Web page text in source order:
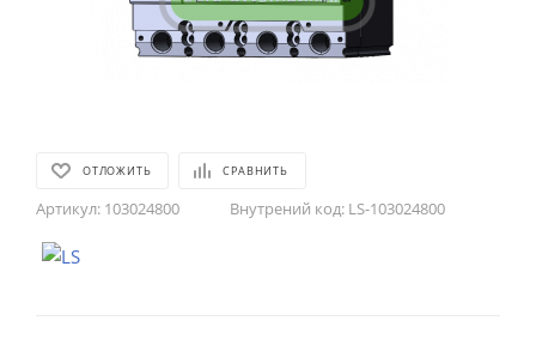
ОТЛОЖИТЬ СРАВНИТЬ
Артикул: 103024800 Внутрений код: LS-103024800